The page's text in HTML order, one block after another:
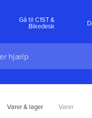
Gå til C1ST &
Bikedesk
Varer & lager Varer